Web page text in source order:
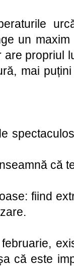
un
propriul
mai
că
fiind
că este